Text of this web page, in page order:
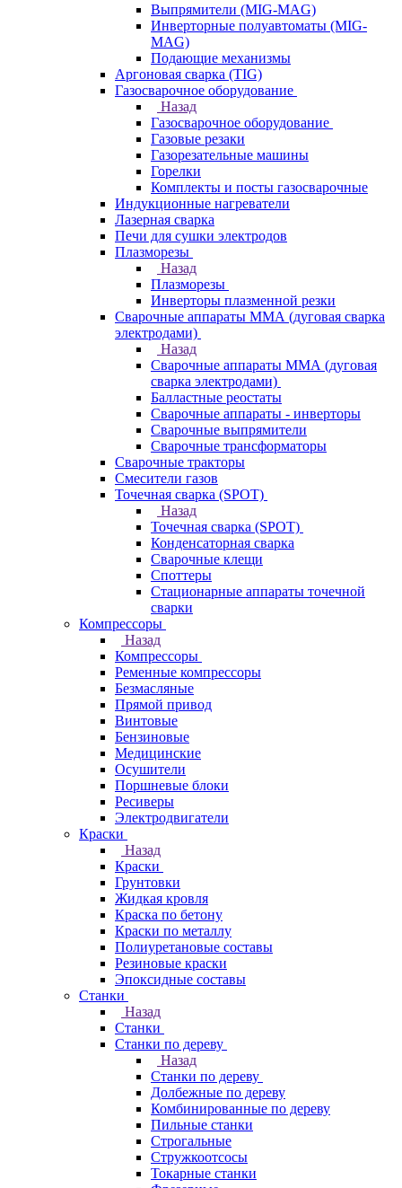
Выпрямители (MIG-MAG)
Инверторные полуавтоматы (MIG-
MAG)
Подающие механизмы
Аргоновая сварка (TIG)
Газосварочное оборудование
Назад
Газосварочное оборудование
Газовые резаки
Газорезательные машины
Горелки
Комплекты и посты газосварочные
Индукционные нагреватели
Лазерная сварка
Печи для сушки электродов
Плазморезы
Назад
Плазморезы
Инверторы плазменной резки
Сварочные аппараты ММА (дуговая сварка
электродами)
Назад
Сварочные аппараты ММА (дуговая
сварка электродами)
Балластные реостаты
Сварочные аппараты - инверторы
Сварочные выпрямители
Сварочные трансформаторы
Сварочные тракторы
Смесители газов
Точечная сварка (SPOT)
Назад
Точечная сварка (SPOT)
Конденсаторная сварка
Сварочные клещи
Споттеры
Стационарные аппараты точечной
сварки
Компрессоры
Назад
Компрессоры
Ременные компрессоры
Безмасляные
Прямой привод
Винтовые
Бензиновые
Медицинские
Осушители
Поршневые блоки
Ресиверы
Электродвигатели
Краски
Назад
Краски
Грунтовки
Жидкая кровля
Краска по бетону
Краски по металлу
Полиуретановые составы
Резиновые краски
Эпоксидные составы
Станки
Назад
Станки
Станки по дереву
Назад
Станки по дереву
Долбежные по дереву
Комбинированные по дереву
Пильные станки
Строгальные
Стружкоотсосы
Токарные станки